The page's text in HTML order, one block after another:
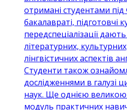
отримані студентами під
бакалавраті, підготовчі
передспеціалізації
літературних,
лінгвістичних аспектів
Студенти також
дослідженнями в галузі
наук. Ще однією
модуль практичних